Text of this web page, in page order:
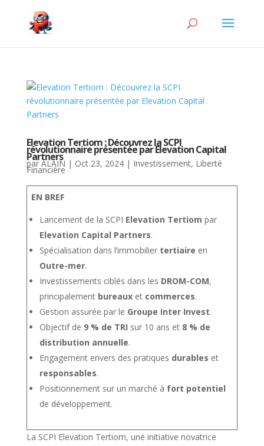
Elevation Tertiom : Découvrez la SCPI
révolutionnaire présentée par Elevation Capital
Partners
parALAIN | Oct 23, 2024| Investissement, Liberté
Financière
EN BREF
Lancement de la SCPI Elevation Tertiom par
Elevation Capital Partners.
Spécialisation dans l’immobilier tertiaire en
Outre-mer.
Investissements ciblés dans les DROM-COM,
principalement bureauxet commerces.
Gestion assurée par le Groupe Inter Invest.
Objectif de 9 % de TRI sur 10 ans et 8 % de
distribution annuelle.
Engagement envers des pratiques durables et
responsables.
Positionnement sur un marché à fort potentiel
de développement.
La SCPI Elevation Tertiom, une initiative novatrice